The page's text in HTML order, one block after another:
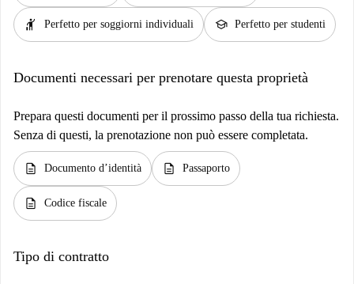
hail Perfetto per soggiorni individuali school Perfetto per studenti
Documenti necessari per prenotare questa proprietà
Prepara questi documenti per il prossimo passo della tua richiesta.
Senza di questi, la prenotazione non può essere completata.
description Documento d’identità description Passaporto
description Codice fiscale
Tipo di contratto